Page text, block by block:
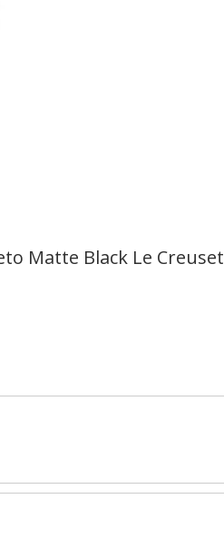
Matte Black Le Creuset